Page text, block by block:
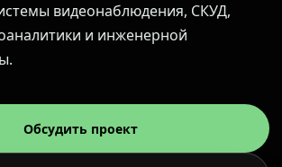
видеонаблюдения, СКУД,
и инженерной
Обсудить проект